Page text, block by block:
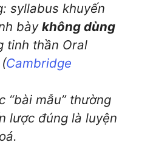
syllabus khuyến
bày không dùng
tinh thần Oral
Cambridge
“bài mẫu” thường
lược đúng là luyện